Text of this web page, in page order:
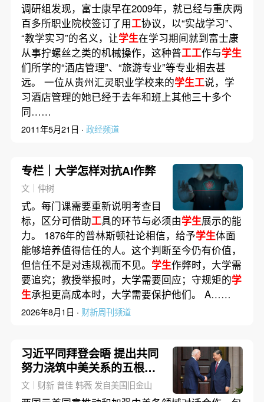
调研组发现，富士康早在2009年，就已经与重庆两
百多所职业院校签订了用工协议，以“实战学习”、
“教学实习”的名义，让学生在学习期间就到富士康
从事拧螺丝之类的机械操作，这种普工工作与学生
们所学的“酒店管理”、“旅游专业”等专业相去甚
远。 一位从贵州汇灵职业学校来的学生工说，学
习酒店管理的她已经于去年和班上其他三十多个
同……
2011年5月21日 · 政经频道
专栏｜大学怎样对抗AI作弊
文｜仲树
式。每门课需要重新说明考查目
标，区分可借助工具的环节与必须由学生展示的能
力。 1876年的普林斯顿社论相信，给予学生体面
能够培养值得信任的人。这个判断至今仍有价值，
但信任不是对违规视而不见。 学生作弊时，大学需
要追究；教授举报时，大学需要回应；守规矩的学
生承担更高成本时，大学需要保护他们。 A……
2026年8月1日 · 财新周刊频道
习近平同拜登会晤 提出共同
努力浇筑中美关系的五根支
柱
文｜财新 曾佳 韩薇 发自美国旧金山